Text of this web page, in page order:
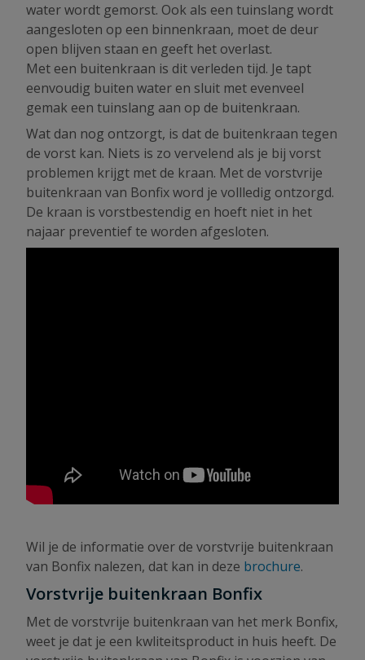
water wordt gemorst. Ook als een tuinslang wordt
aangesloten op een binnenkraan, moet de deur
open blijven staan en geeft het overlast.
Met een buitenkraan is dit verleden tijd. Je tapt
eenvoudig buiten water en sluit met evenveel
gemak een tuinslang aan op de buitenkraan.
Wat dan nog ontzorgt, is dat de buitenkraan tegen
de vorst kan. Niets is zo vervelend als je bij vorst
problemen krijgt met de kraan. Met de vorstvrije
buitenkraan van Bonfix word je vollledig ontzorgd.
De kraan is vorstbestendig en hoeft niet in het
najaar preventief te worden afgesloten.
Wil je de informatie over de vorstvrije buitenkraan
van Bonfix nalezen, dat kan in deze brochure.
Vorstvrije buitenkraan Bonfix
Met de vorstvrije buitenkraan van het merk Bonfix,
weet je dat je een kwliteitsproduct in huis heeft. De